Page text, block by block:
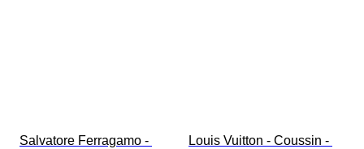
Salvatore Ferragamo -
Louis Vuitton - Coussin -